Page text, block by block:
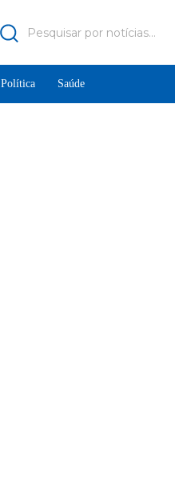
Pesquisar por notícias...
Política Saúde